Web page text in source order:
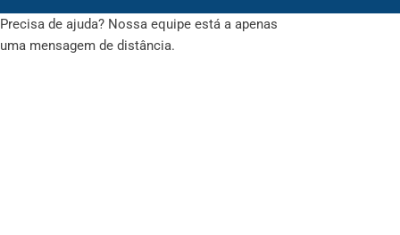
Precisa de ajuda? Nossa equipe está a apenas
uma mensagem de distância.